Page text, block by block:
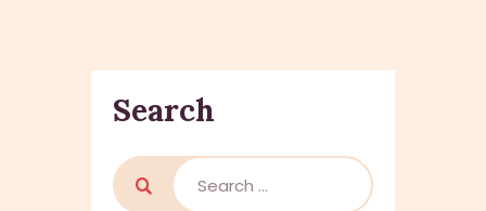
Search
Search
for: